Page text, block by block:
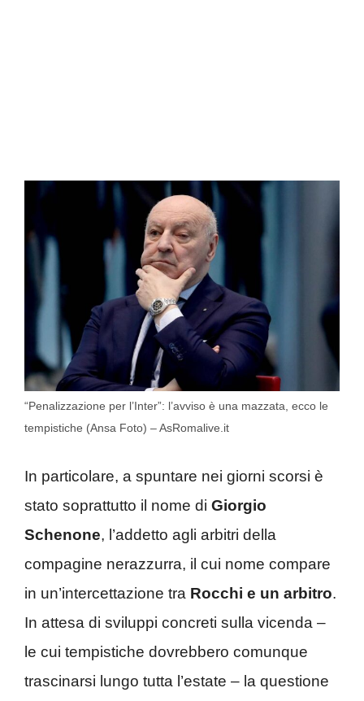
“Penalizzazione per l’Inter”: l’avviso è una mazzata, ecco le
tempistiche (Ansa Foto) – AsRomalive.it
In particolare, a spuntare nei giorni scorsi è
stato soprattutto il nome di Giorgio
Schenone, l’addetto agli arbitri della
compagine nerazzurra, il cui nome compare
in un’intercettazione tra Rocchi e un arbitro.
In attesa di sviluppi concreti sulla vicenda –
le cui tempistiche dovrebbero comunque
trascinarsi lungo tutta l’estate – la questione